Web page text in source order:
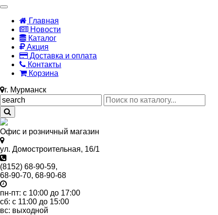
Главная
Новости
Каталог
Акция
Доставка и оплата
Контакты
Корзина
г. Мурманск
Офис и розничный магазин
ул. Домостроительная, 16/1
(8152) 68-90-59,
68-90-70, 68-90-68
пн-пт: с 10:00 до 17:00
сб: с 11:00 до 15:00
вс: выходной